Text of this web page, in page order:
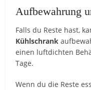
Aufbewahrung
Falls du Reste hast,
Kühlschrank
einen luftdichten
Tage.
Wenn du die Reste